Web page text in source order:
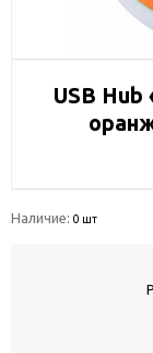
USB
Наличие: 0 шт